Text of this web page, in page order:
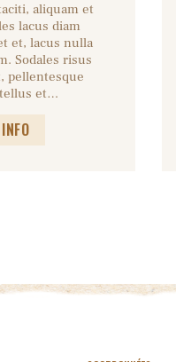
aliquam et
lacus diam
et, lacus nulla
Sodales risus
pellentesque
et…